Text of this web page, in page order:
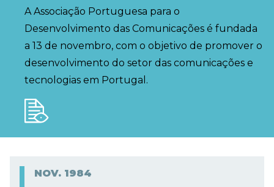
A Associação Portuguesa para o
Desenvolvimento das Comunicações é fundada
a 13 de novembro, com o objetivo de promover o
desenvolvimento do setor das comunicações e
tecnologias em Portugal.
NOV. 1984